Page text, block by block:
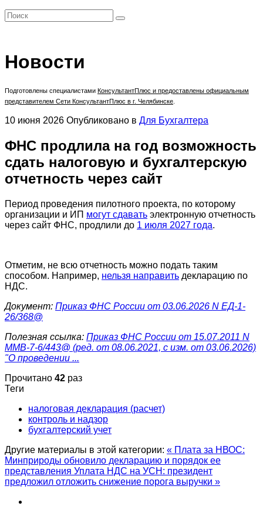
Новости
Подготовлены специалистами КонсультантПлюс и предоставлены официальным
представителем Сети КонсультантПлюс в г. Челябинске
10 июня 2026 Опубликовано в Для Бухгалтера
ФНС продлила на год возможность
сдать налоговую и бухгалтерскую
отчетность через сайт
Период проведения пилотного проекта, по которому
организации и ИП могут сдавать электронную отчетность
через сайт ФНС, продлили до 1 июля 2027 года.
Отметим, не всю отчетность можно подать таким
способом. Например, нельзя направить декларацию по
НДС.
Документ: Приказ ФНС России от 03.06.2026 N ЕД-1-
26/368@
Полезная ссылка: Приказ ФНС России от 15.07.2011 N
ММВ-7-6/443@ (ред. от 08.06.2021, с изм. от 03.06.2026)
"О проведении ...
Прочитано 42 раз
Теги
налоговая декларация (расчет)
контроль и надзор
бухгалтерский учет
Другие материалы в этой категории: « Плата за НВОС:
Минприроды обновило декларацию и порядок ее
представления Уплата НДС на УСН: президент
предложил отложить снижение порога выручки »